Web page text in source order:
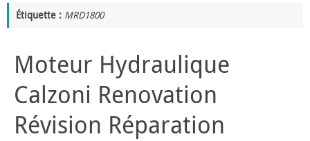
Étiquette : MRD1800
Moteur Hydraulique
Calzoni Renovation
Révision Réparation